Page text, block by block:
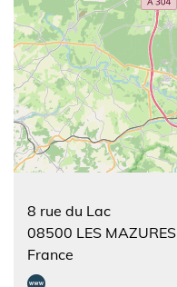
8 rue du Lac
08500 LES MAZURES
France